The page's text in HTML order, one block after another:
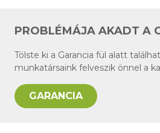
PROBLÉMÁJA AKADT A
Tölste ki a Garancia fül alatt
munkatársaink felveszik önnel a
GARANCIA